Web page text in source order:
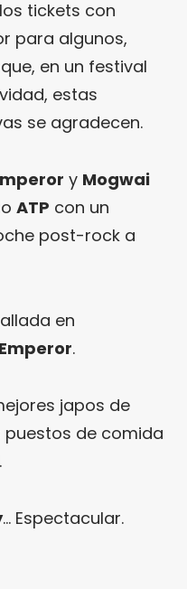
tickets con
para algunos,
en un festival
estas
se agradecen.
y Mogwai
ATP con un
post-rock a
en
.
japos de
puestos de comida
… Espectacular.